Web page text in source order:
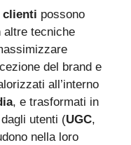
clienti possono
altre tecniche
del brand e
all’interno
, e trasformati in
utenti (UGC,
nella loro